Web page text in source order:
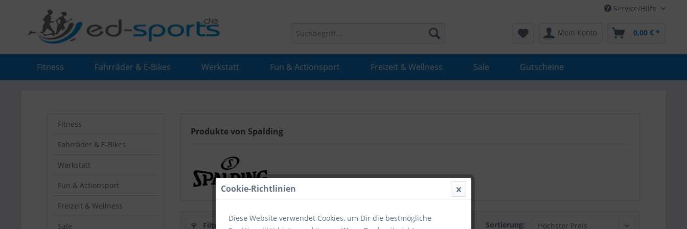
Service/Hilfe
Mein Konto 0,00 € *
Fitness Fahrräder & E-Bikes Werkstatt Fun & Actionsport Freizeit & Wellness Sale Gutscheine
Fitness
Fahrräder & E-Bikes
Werkstatt
Fun & Actionsport
Freizeit & Wellness
Sale
Produkte von Spalding
Filtern Sortierung:
Cookie-Richtlinien
Diese Website verwendet Cookies, um Dir die bestmögliche